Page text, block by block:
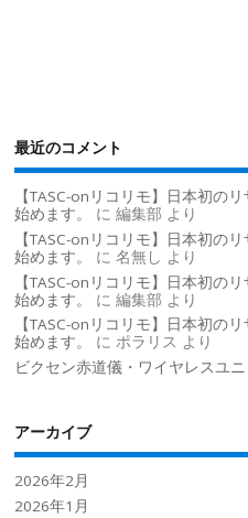
最近のコメント
【TASC-onリコリモ】日本初の
始めます。
に編集部 より
【TASC-onリコリモ】日本初の
始めます。
に名無し より
【TASC-onリコリモ】日本初の
始めます。
に編集部 より
【TASC-onリコリモ】日本初の
始めます。
にポラリス より
ビクセン赤道儀・ワイヤレスユニ
アーカイブ
2026年2月
2026年1月